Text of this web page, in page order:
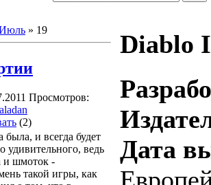
» 19
Просмотров:
(2)
была, и всегда будет
удивительного, ведь
и шмоток -
такой игры, как
Diablo
Дата